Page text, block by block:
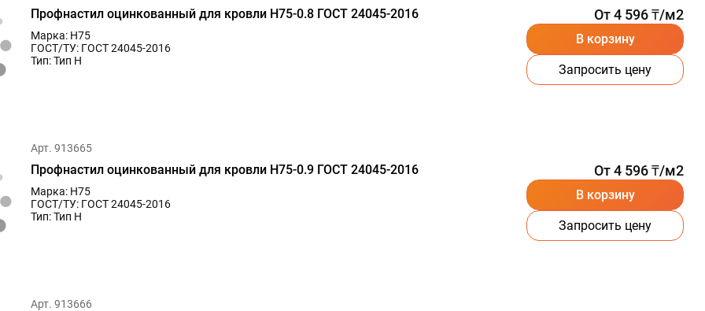
Профнастил оцинкованный для кровли Н75-0.8 ГОСТ 24045-2016
Марка: Н75
ГОСТ/ТУ: ГОСТ 24045-2016
Тип: Тип Н
От 4 596 ₸/м2
В корзину
Запросить цену
Арт. 913665
Профнастил оцинкованный для кровли Н75-0.9 ГОСТ 24045-2016
Марка: Н75
ГОСТ/ТУ: ГОСТ 24045-2016
Тип: Тип Н
От 4 596 ₸/м2
В корзину
Запросить цену
Арт. 913666